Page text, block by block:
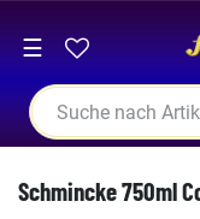
☰
Schmincke 750ml